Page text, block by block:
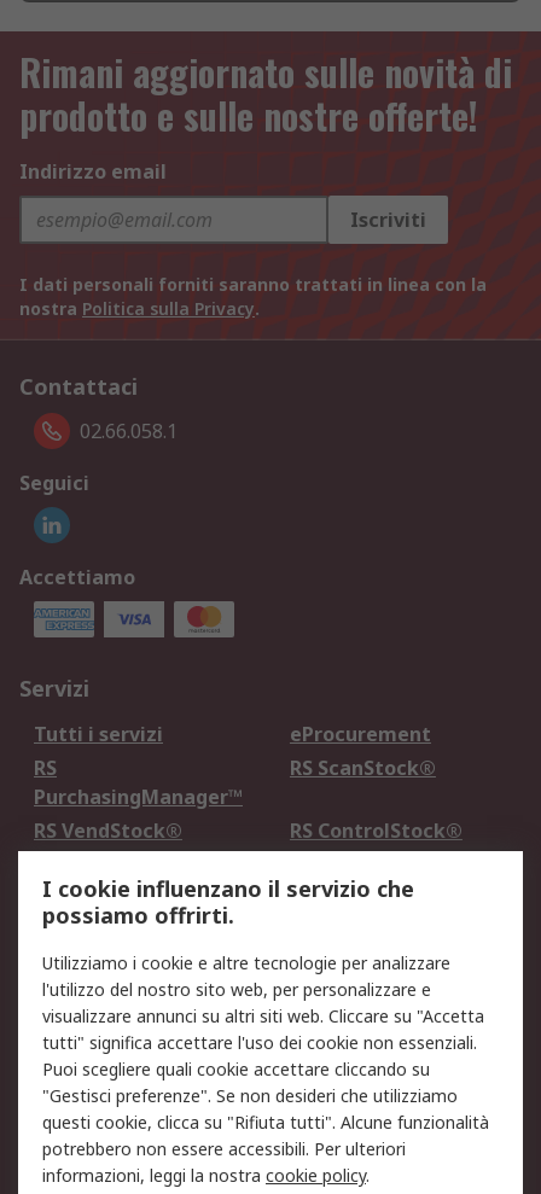
Rimani aggiornato sulle novità di
prodotto e sulle nostre offerte!
Indirizzo email
Iscriviti
I dati personali forniti saranno trattati in linea con la
nostra Politica sulla Privacy.
Contattaci
02.66.058.1
Seguici
Accettiamo
Servizi
Tutti i servizi
eProcurement
RS
PurchasingManager™
RS ScanStock®
RS VendStock®
RS ControlStock®
Legale
Informativa Cookie
Informativa Privacy -
Aggiornata
Email Security
Termini d'uso
Condizioni di vendita
Condizioni generali di
servizio
Etica e responsabilità
I cookie influenzano il servizio che
possiamo offrirti.
Utilizziamo i cookie e altre tecnologie per analizzare
l'utilizzo del nostro sito web, per personalizzare e
visualizzare annunci su altri siti web. Cliccare su "Accetta
tutti" significa accettare l'uso dei cookie non essenziali.
Puoi scegliere quali cookie accettare cliccando su
"Gestisci preferenze". Se non desideri che utilizziamo
questi cookie, clicca su "Rifiuta tutti". Alcune funzionalità
potrebbero non essere accessibili. Per ulteriori
informazioni, leggi la nostra cookie policy.